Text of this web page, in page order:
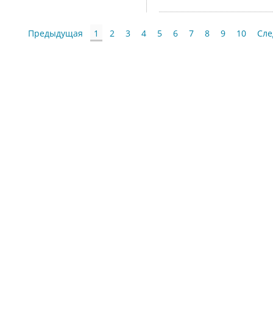
Предыдущая 1 2 3 4 5 6 7 8 9 10